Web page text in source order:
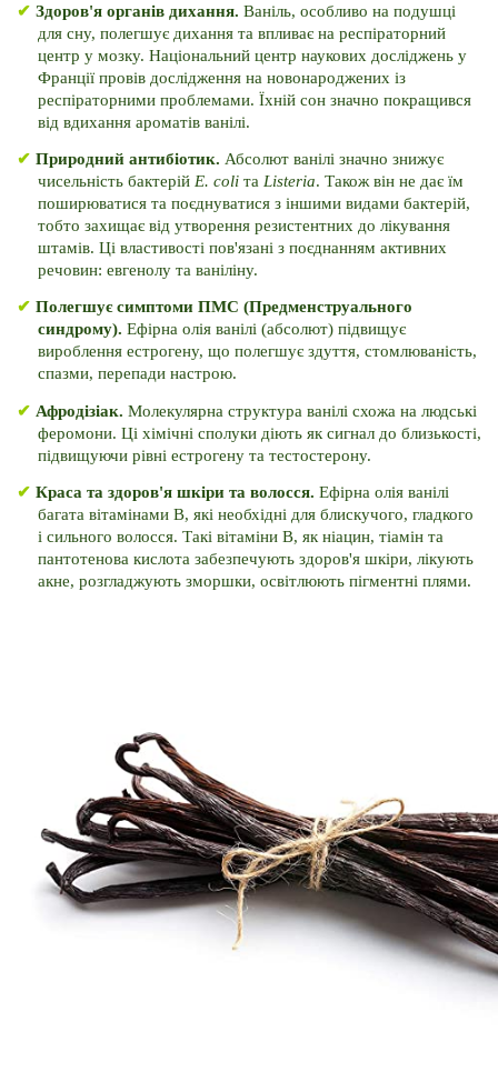
✔ Здоров'я органів дихання. Ваніль, особливо на подушці
для сну, полегшує дихання та впливає на респіраторний
центр у мозку. Національний центр наукових досліджень у
Франції провів дослідження на новонароджених із
респіраторними проблемами. Їхній сон значно покращився
від вдихання ароматів ванілі.
✔ Природний антибіотик. Абсолют ванілі значно знижує
чисельність бактерій E. coli та Listeria. Також він не дає їм
поширюватися та поєднуватися з іншими видами бактерій,
тобто захищає від утворення резистентних до лікування
штамів. Ці властивості пов'язані з поєднанням активних
речовин: евгенолу та ваніліну.
✔ Полегшує симптоми ПМС (Предменструального
синдрому). Ефірна олія ванілі (абсолют) підвищує
вироблення естрогену, що полегшує здуття, стомлюваність,
спазми, перепади настрою.
✔ Афродізіак. Молекулярна структура ванілі схожа на людські
феромони. Ці хімічні сполуки діють як сигнал до близькості,
підвищуючи рівні естрогену та тестостерону.
✔ Краса та здоров'я шкіри та волосся. Ефірна олія ванілі
багата вітамінами B, які необхідні для блискучого, гладкого
і сильного волосся. Такі вітаміни B, як ніацин, тіамін та
пантотенова кислота забезпечують здоров'я шкіри, лікують
акне, розгладжують зморшки, освітлюють пігментні плями.